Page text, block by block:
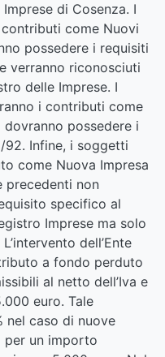
di Cosenza. I
come Nuovi
possedere i requisiti
verranno riconosciuti
delle Imprese. I
i contributi come
possedere i
92. Infine, i soggetti
come Nuova Impresa
precedenti non
specifico al
Imprese ma solo
dell’Ente
a fondo perduto
al netto dell’Iva e
euro. Tale
nel caso di nuove
per un importo